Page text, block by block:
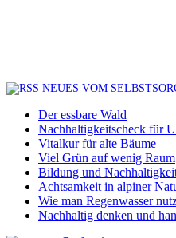
NEUES VOM
Der essbare Wald
Nachhaltigkeitscheck für
Vitalkur für alte Bäume
Viel Grün auf wenig Raum
Bildung und
Achtsamkeit in alpiner
Wie man Regenwasser
Nachhaltig denken und